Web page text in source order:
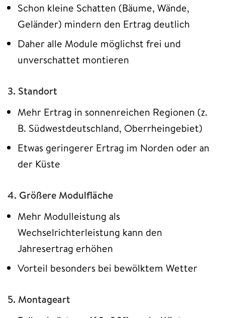
Schon kleine Schatten (Bäume, Wände,
Geländer) mindern den Ertrag deutlich
Daher alle Module möglichst frei und
unverschattet montieren
3. Standort
Mehr Ertrag in sonnenreichen Regionen (z.
B. Südwestdeutschland, Oberrheingebiet)
Etwas geringerer Ertrag im Norden oder an
der Küste
4. Größere Modulfläche
Mehr Modulleistung als
Wechselrichterleistung kann den
Jahresertrag erhöhen
Vorteil besonders bei bewölktem Wetter
5. Montageart